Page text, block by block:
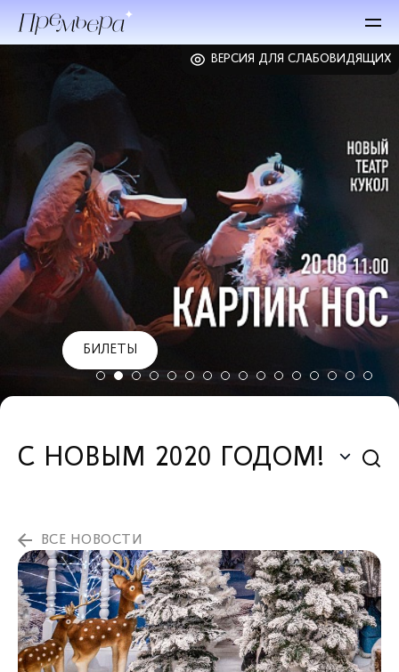
ВЕРСИЯ ДЛЯ СЛАБОВИДЯЩИХ
БИЛЕТЫ
С НОВЫМ 2020 ГОДОМ!
ВСЕ НОВОСТИ